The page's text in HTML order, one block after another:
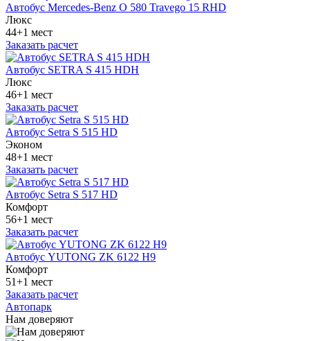
Автобус Mercedes-Benz O 580 Travego 15 RHD
Люкс
44+1 мест
Заказать расчет
Автобус SETRA S 415 HDH
Люкс
46+1 мест
Заказать расчет
Автобус Setra S 515 HD
Эконом
48+1 мест
Заказать расчет
Автобус Setra S 517 HD
Комфорт
56+1 мест
Заказать расчет
Автобус YUTONG ZK 6122 H9
Комфорт
51+1 мест
Заказать расчет
Автопарк
Нам доверяют